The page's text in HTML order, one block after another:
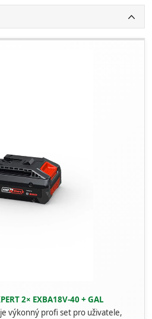
2× EXBA18V-40 + GAL
je výkonný profi set pro uživatele,